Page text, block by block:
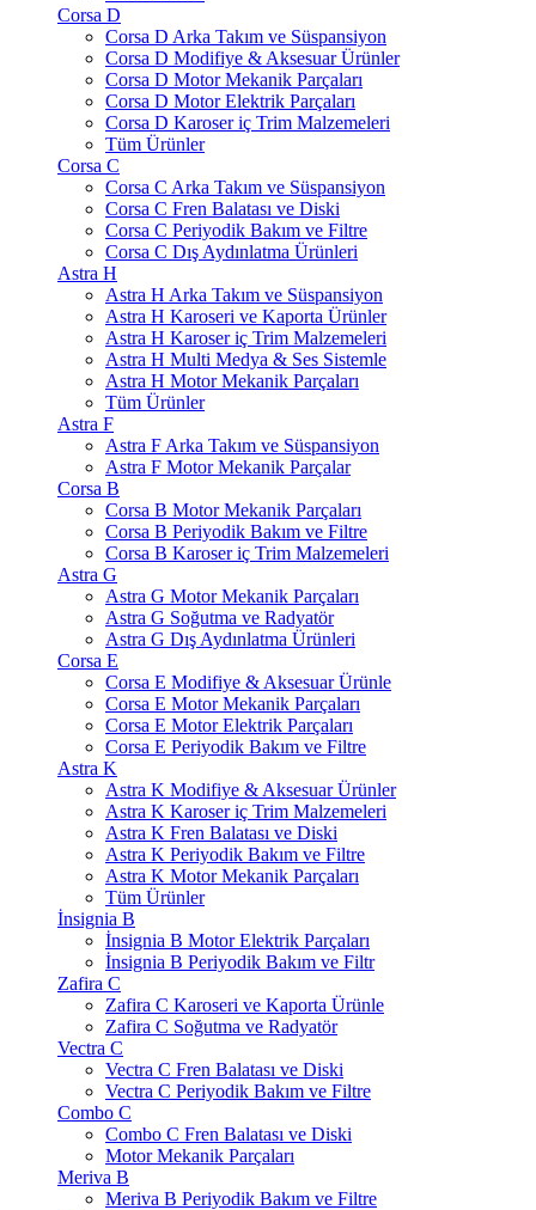
Corsa D
Corsa D Arka Takım ve Süspansiyon
Corsa D Modifiye & Aksesuar Ürünler
Corsa D Motor Mekanik Parçaları
Corsa D Motor Elektrik Parçaları
Corsa D Karoser iç Trim Malzemeleri
Tüm Ürünler
Corsa C
Corsa C Arka Takım ve Süspansiyon
Corsa C Fren Balatası ve Diski
Corsa C Periyodik Bakım ve Filtre
Corsa C Dış Aydınlatma Ürünleri
Astra H
Astra H Arka Takım ve Süspansiyon
Astra H Karoseri ve Kaporta Ürünler
Astra H Karoser iç Trim Malzemeleri
Astra H Multi Medya & Ses Sistemle
Astra H Motor Mekanik Parçaları
Tüm Ürünler
Astra F
Astra F Arka Takım ve Süspansiyon
Astra F Motor Mekanik Parçalar
Corsa B
Corsa B Motor Mekanik Parçaları
Corsa B Periyodik Bakım ve Filtre
Corsa B Karoser iç Trim Malzemeleri
Astra G
Astra G Motor Mekanik Parçaları
Astra G Soğutma ve Radyatör
Astra G Dış Aydınlatma Ürünleri
Corsa E
Corsa E Modifiye & Aksesuar Ürünle
Corsa E Motor Mekanik Parçaları
Corsa E Motor Elektrik Parçaları
Corsa E Periyodik Bakım ve Filtre
Astra K
Astra K Modifiye & Aksesuar Ürünler
Astra K Karoser iç Trim Malzemeleri
Astra K Fren Balatası ve Diski
Astra K Periyodik Bakım ve Filtre
Astra K Motor Mekanik Parçaları
Tüm Ürünler
İnsignia B
İnsignia B Motor Elektrik Parçaları
İnsignia B Periyodik Bakım ve Filtr
Zafira C
Zafira C Karoseri ve Kaporta Ürünle
Zafira C Soğutma ve Radyatör
Vectra C
Vectra C Fren Balatası ve Diski
Vectra C Periyodik Bakım ve Filtre
Combo C
Combo C Fren Balatası ve Diski
Motor Mekanik Parçaları
Meriva B
Meriva B Periyodik Bakım ve Filtre